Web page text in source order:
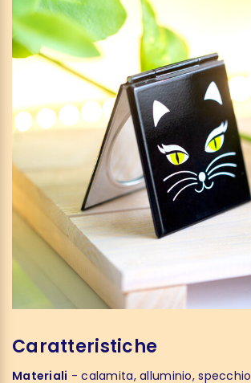
Caratteristiche
Materiali - calamita, alluminio, specchio